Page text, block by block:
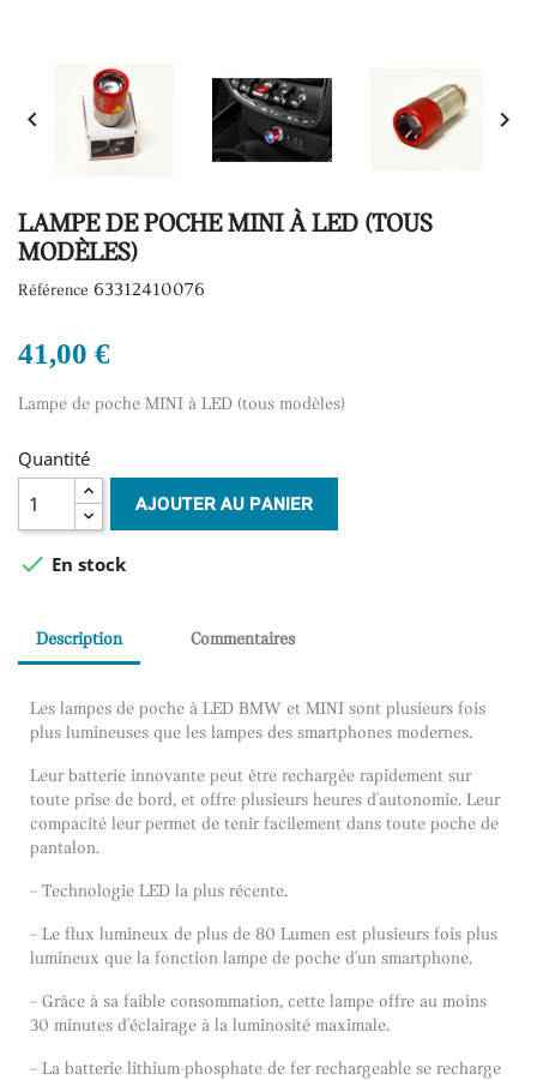
 
LAMPE DE POCHE MINI À LED (TOUS
MODÈLES)
Référence 63312410076
41,00 €
Lampe de poche MINI à LED (tous modèles)
Quantité
AJOUTER AU PANIER
 En stock
Description Commentaires
Les lampes de poche à LED BMW et MINI sont plusieurs fois
plus lumineuses que les lampes des smartphones modernes.
Leur batterie innovante peut être rechargée rapidement sur
toute prise de bord, et offre plusieurs heures d'autonomie. Leur
compacité leur permet de tenir facilement dans toute poche de
pantalon.
– Technologie LED la plus récente.
– Le flux lumineux de plus de 80 Lumen est plusieurs fois plus
lumineux que la fonction lampe de poche d'un smartphone.
– Grâce à sa faible consommation, cette lampe offre au moins
30 minutes d'éclairage à la luminosité maximale.
– La batterie lithium-phosphate de fer rechargeable se recharge